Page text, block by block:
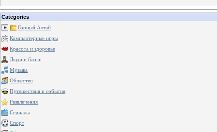
Categories
Горный Алтай
Компьютерные игры
Красота и здоровье
Люди и блоги
Музыка
Общество
Путешествия и события
Развлечения
Сериалы
Спорт